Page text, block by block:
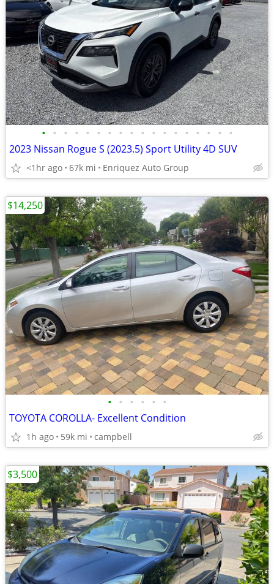
• • • • • • • • • • • • • • • • • •
2023 Nissan Rogue S (2023.5) Sport Utility 4D SUV
<1hr ago 67k mi Enriquez Auto Group
• • • • • •
TOYOTA COROLLA- Excellent Condition
1h ago 59k mi campbell
$14,250
$3,500